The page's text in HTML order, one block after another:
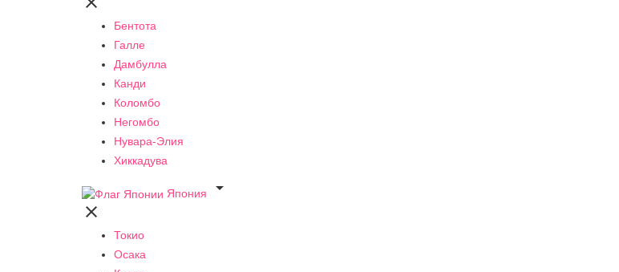
Бентота
Галле
Дамбулла
Канди
Коломбо
Негомбо
Нувара-Элия
Хиккадува
Япония


Токио
Осака